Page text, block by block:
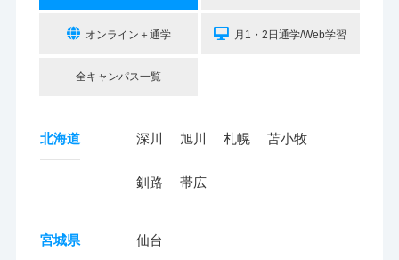
オンライン＋通学 月1・2日通学/Web学習
全キャンパス一覧
北海道 深川 旭川 札幌 苫小牧
釧路 帯広
宮城県 仙台